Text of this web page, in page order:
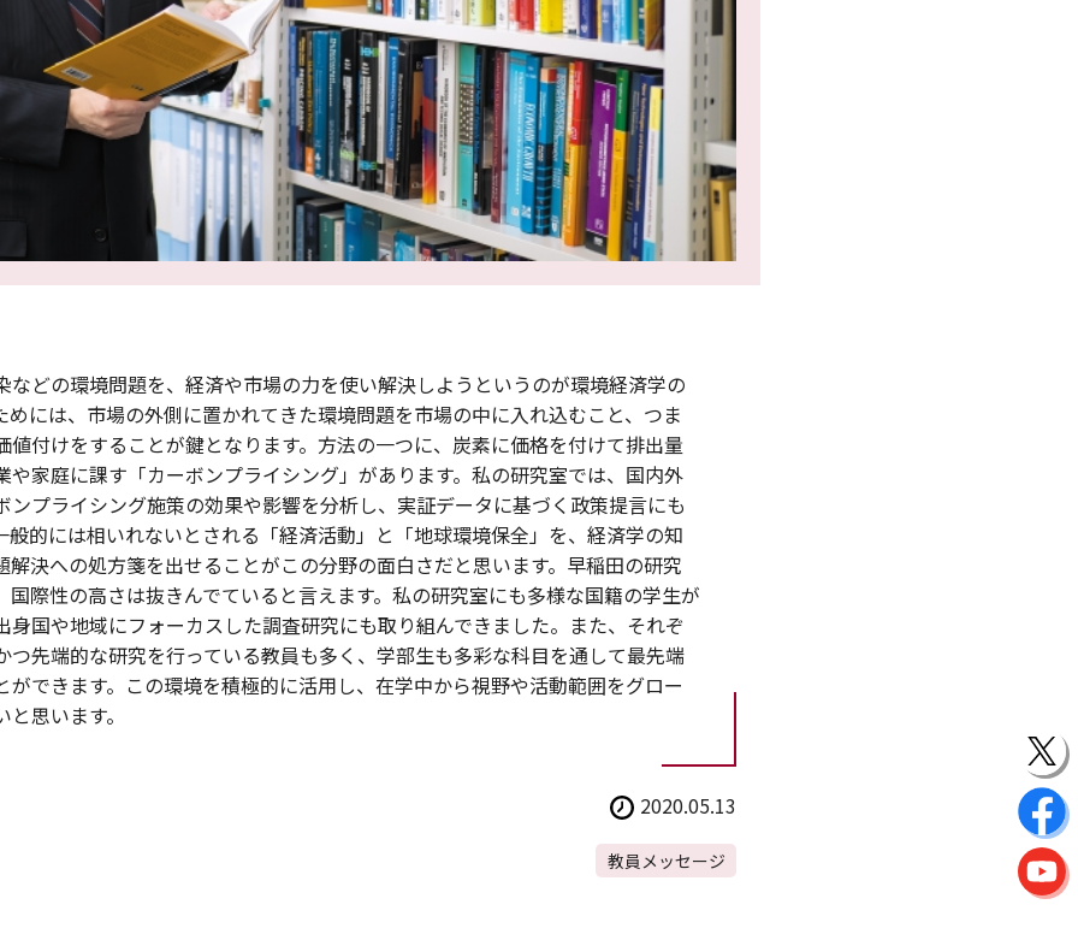
などの環境問題を、経済や市場の力を使い解決しようというのが環境経済学の
めには、市場の外側に置かれてきた環境問題を市場の中に入れ込むこと、つま
値付けをすることが鍵となります。方法の一つに、炭素に価格を付けて排出量
や家庭に課す「カーボンプライシング」があります。私の研究室では、国内外
ンプライシング施策の効果や影響を分析し、実証データに基づく政策提言にも
般的には相いれないとされる「経済活動」と「地球環境保全」を、経済学の知
解決への処方箋を出せることがこの分野の面白さだと思います。早稲田の研究
国際性の高さは抜きんでていると言えます。私の研究室にも多様な国籍の学生が
身国や地域にフォーカスした調査研究にも取り組んできました。また、それぞ
つ先端的な研究を行っている教員も多く、学部生も多彩な科目を通して最先端
ができます。この環境を積極的に活用し、在学中から視野や活動範囲をグロー
思います。
2020.05.13
教員メッセージ